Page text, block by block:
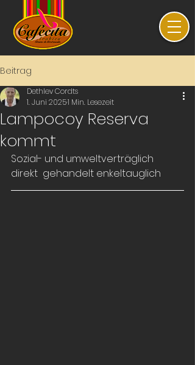
Beitrag
Lampocoy Reserva
kommt
Dethlev Cordts
1. Juni 20251 Min. Lesezeit
Sozial- und umweltverträglich
direkt  gehandelt enkeltauglich